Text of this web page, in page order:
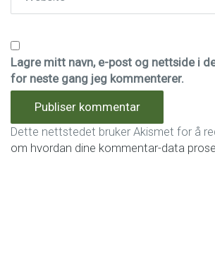
Lagre mitt navn, e-post og nettside i
for neste gang jeg kommenterer.
Dette nettstedet bruker Akismet for å
om hvordan dine kommentar-data